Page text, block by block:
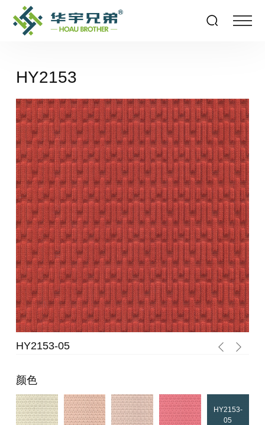
HY2153
HY2153-05
颜色
HY2153-
05